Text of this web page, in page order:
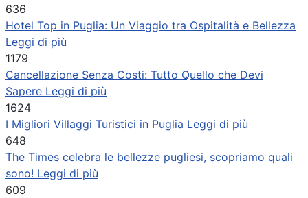
636
Hotel Top in Puglia: Un Viaggio tra Ospitalità e Bellezza
Leggi di più
1179
Cancellazione Senza Costi: Tutto Quello che Devi
Sapere Leggi di più
1624
I Migliori Villaggi Turistici in Puglia Leggi di più
648
The Times celebra le bellezze pugliesi, scopriamo quali
sono! Leggi di più
609